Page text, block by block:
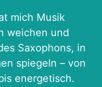
mich Musik
weichen und
Saxophons, in
spiegeln – von
energetisch.